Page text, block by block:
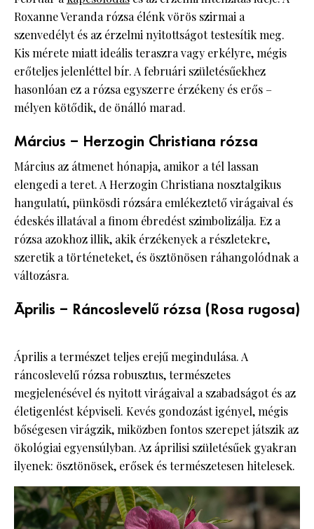
Roxanne Veranda rózsa élénk vörös szirmai a
szenvedélyt és az érzelmi nyitottságot testesítik meg.
Kis mérete miatt ideális teraszra vagy erkélyre, mégis
erőteljes jelenléttel bír. A februári születésűekhez
hasonlóan ez a rózsa egyszerre érzékeny és erős –
mélyen kötődik, de önálló marad.
Március – Herzogin Christiana rózsa
Március az átmenet hónapja, amikor a tél lassan
elengedi a teret. A Herzogin Christiana nosztalgikus
hangulatú, pünkösdi rózsára emlékeztető virágaival és
édeskés illatával a finom ébredést szimbolizálja. Ez a
rózsa azokhoz illik, akik érzékenyek a részletekre,
szeretik a történeteket, és ösztönösen ráhangolódnak a
változásra.
Április – Ráncoslevelű rózsa (Rosa rugosa)
Április a természet teljes erejű megindulása. A
ráncoslevelű rózsa robusztus, természetes
megjelenésével és nyitott virágaival a szabadságot és az
életigenlést képviseli. Kevés gondozást igényel, mégis
bőségesen virágzik, miközben fontos szerepet játszik az
ökológiai egyensúlyban. Az áprilisi születésűek gyakran
ilyenek: ösztönösek, erősek és természetesen hitelesek.